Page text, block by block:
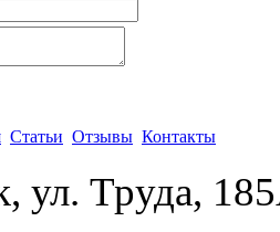
Статьи Отзывы Контакты
ул. Труда,